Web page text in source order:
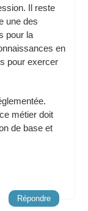
Il reste
une des
pour la
en
pour exercer
métier doit
de base et
Répondre